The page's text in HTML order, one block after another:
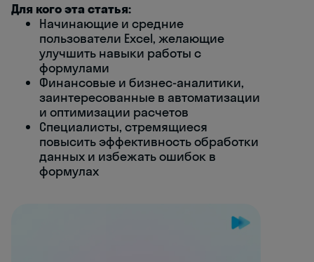
Для кого эта статья:
Начинающие и средние
пользователи Excel, желающие
улучшить навыки работы с
формулами
Финансовые и бизнес-аналитики,
заинтересованные в автоматизации
и оптимизации расчетов
Специалисты, стремящиеся
повысить эффективность обработки
данных и избежать ошибок в
формулах